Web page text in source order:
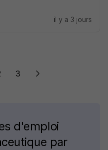
il y a 3 jours
3
d'emploi
par